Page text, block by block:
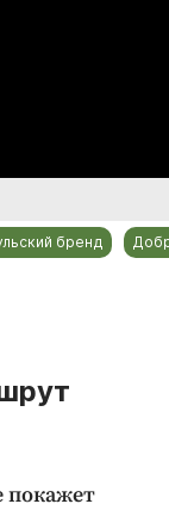
бренд
покажет